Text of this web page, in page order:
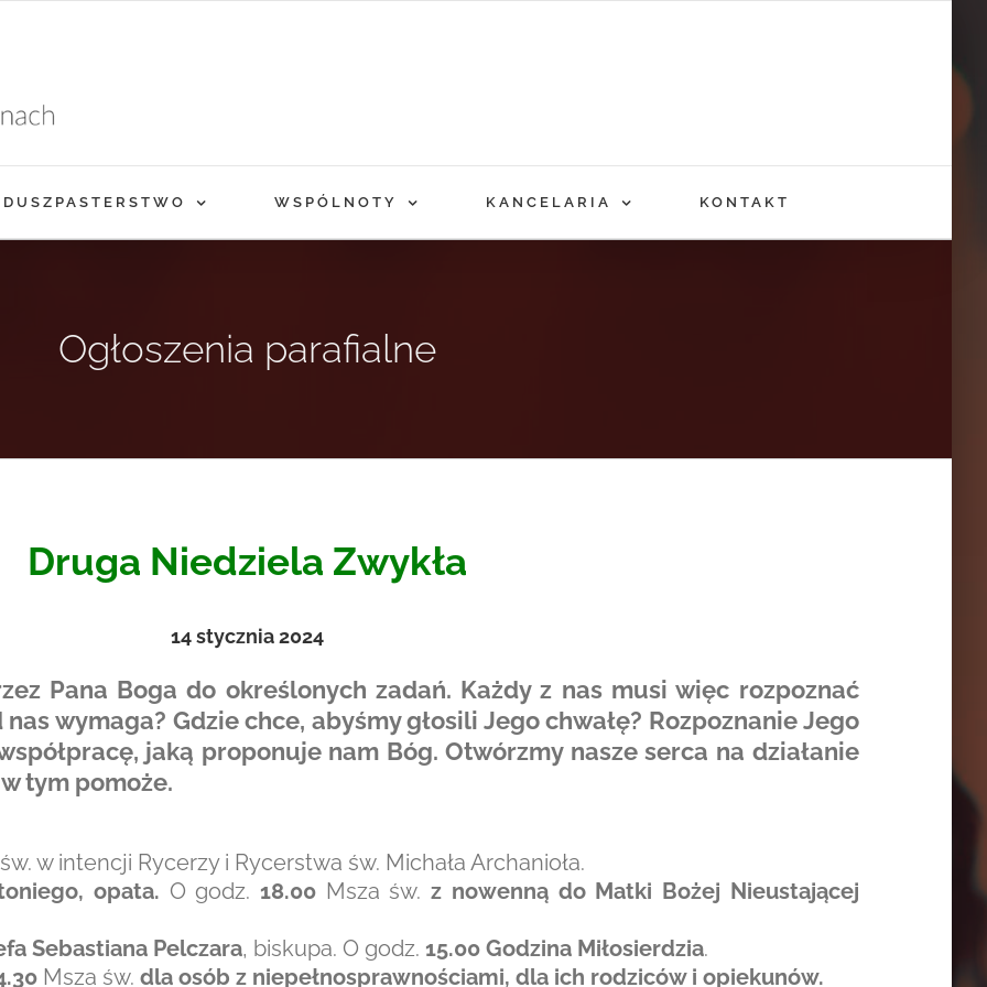
DUSZPASTERSTWO WSPÓLNOTY KANCELARIA KONTAKT
Ogłoszenia parafialne
Druga Niedziela Zwykła
14 stycznia 2024
Pana Boga do określonych zadań. Każdy z nas musi więc rozpoznać
wymaga? Gdzie chce, abyśmy głosili Jego chwałę? Rozpoznanie Jego
jaką proponuje nam Bóg. Otwórzmy nasze serca na działanie
tym pomoże.
w intencji Rycerzy i Rycerstwa św. Michała Archanioła.
opata. O godz. 18.00 Msza św.z nowenną do Matki Bożej Nieustającej
Sebastiana Pelczara, biskupa. O godz. 15.00 Godzina Miłosierdzia.
Msza św.dla osób z niepełnosprawnościami, dla ich rodziców i opiekunów.